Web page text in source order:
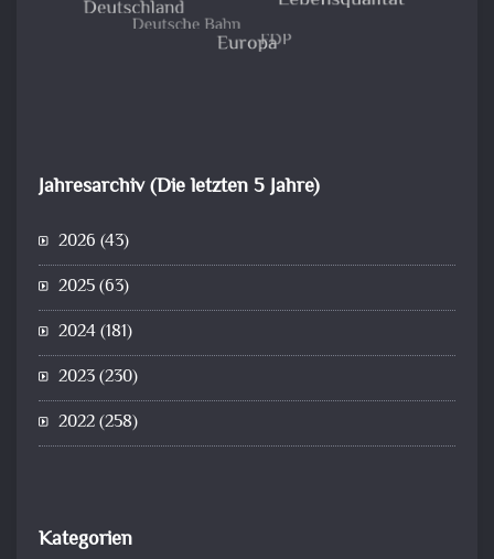
Jahresarchiv (Die letzten 5 Jahre)
2026 (43)
2025(63)
2024(181)
2023(230)
2022(258)
Kategorien